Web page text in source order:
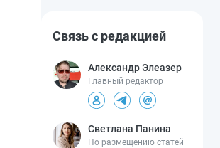
Связь с редакцией
Александр Элеазер
Главный редактор
Светлана Панина
По размещению статей